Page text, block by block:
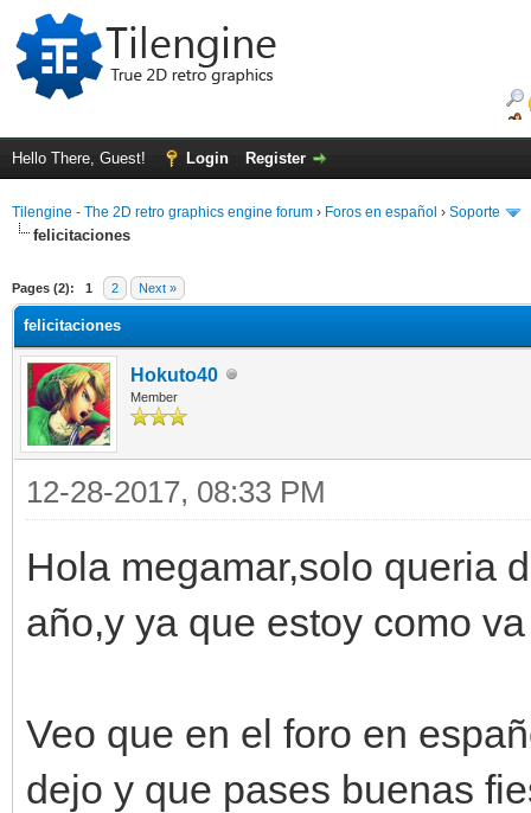
Hello There, Guest! Login Register
Tilengine - The 2D retro graphics engine forum › Foros en español › Soporte
felicitaciones
Pages (2): 1 2 Next »
felicitaciones
Hokuto40
Member
12-28-2017, 08:33 PM
Hola megamar,solo queria
año,y ya que estoy como
Veo que en el foro en
dejo y que pases buenas